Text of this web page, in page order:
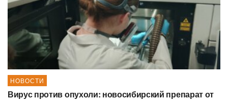
НОВОСТИ
Вирус против опухоли: новосибирский препарат от